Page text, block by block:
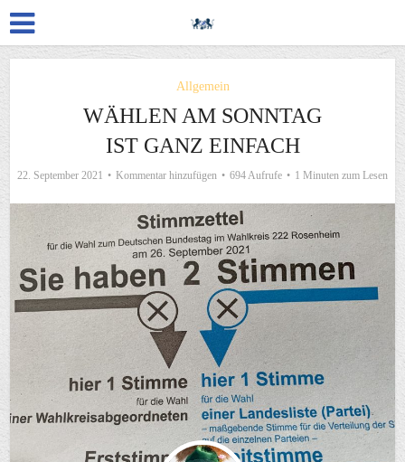
Allgemein
WÄHLEN AM SONNTAG
IST GANZ EINFACH
22. September 2021 Kommentar hinzufügen 694 Aufrufe 1 Minuten zum Lesen